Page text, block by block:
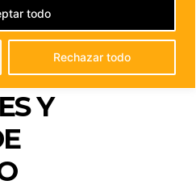
Rechazar todo
todo
EL DÍA
LA LUCHA
SIDA CON
Y